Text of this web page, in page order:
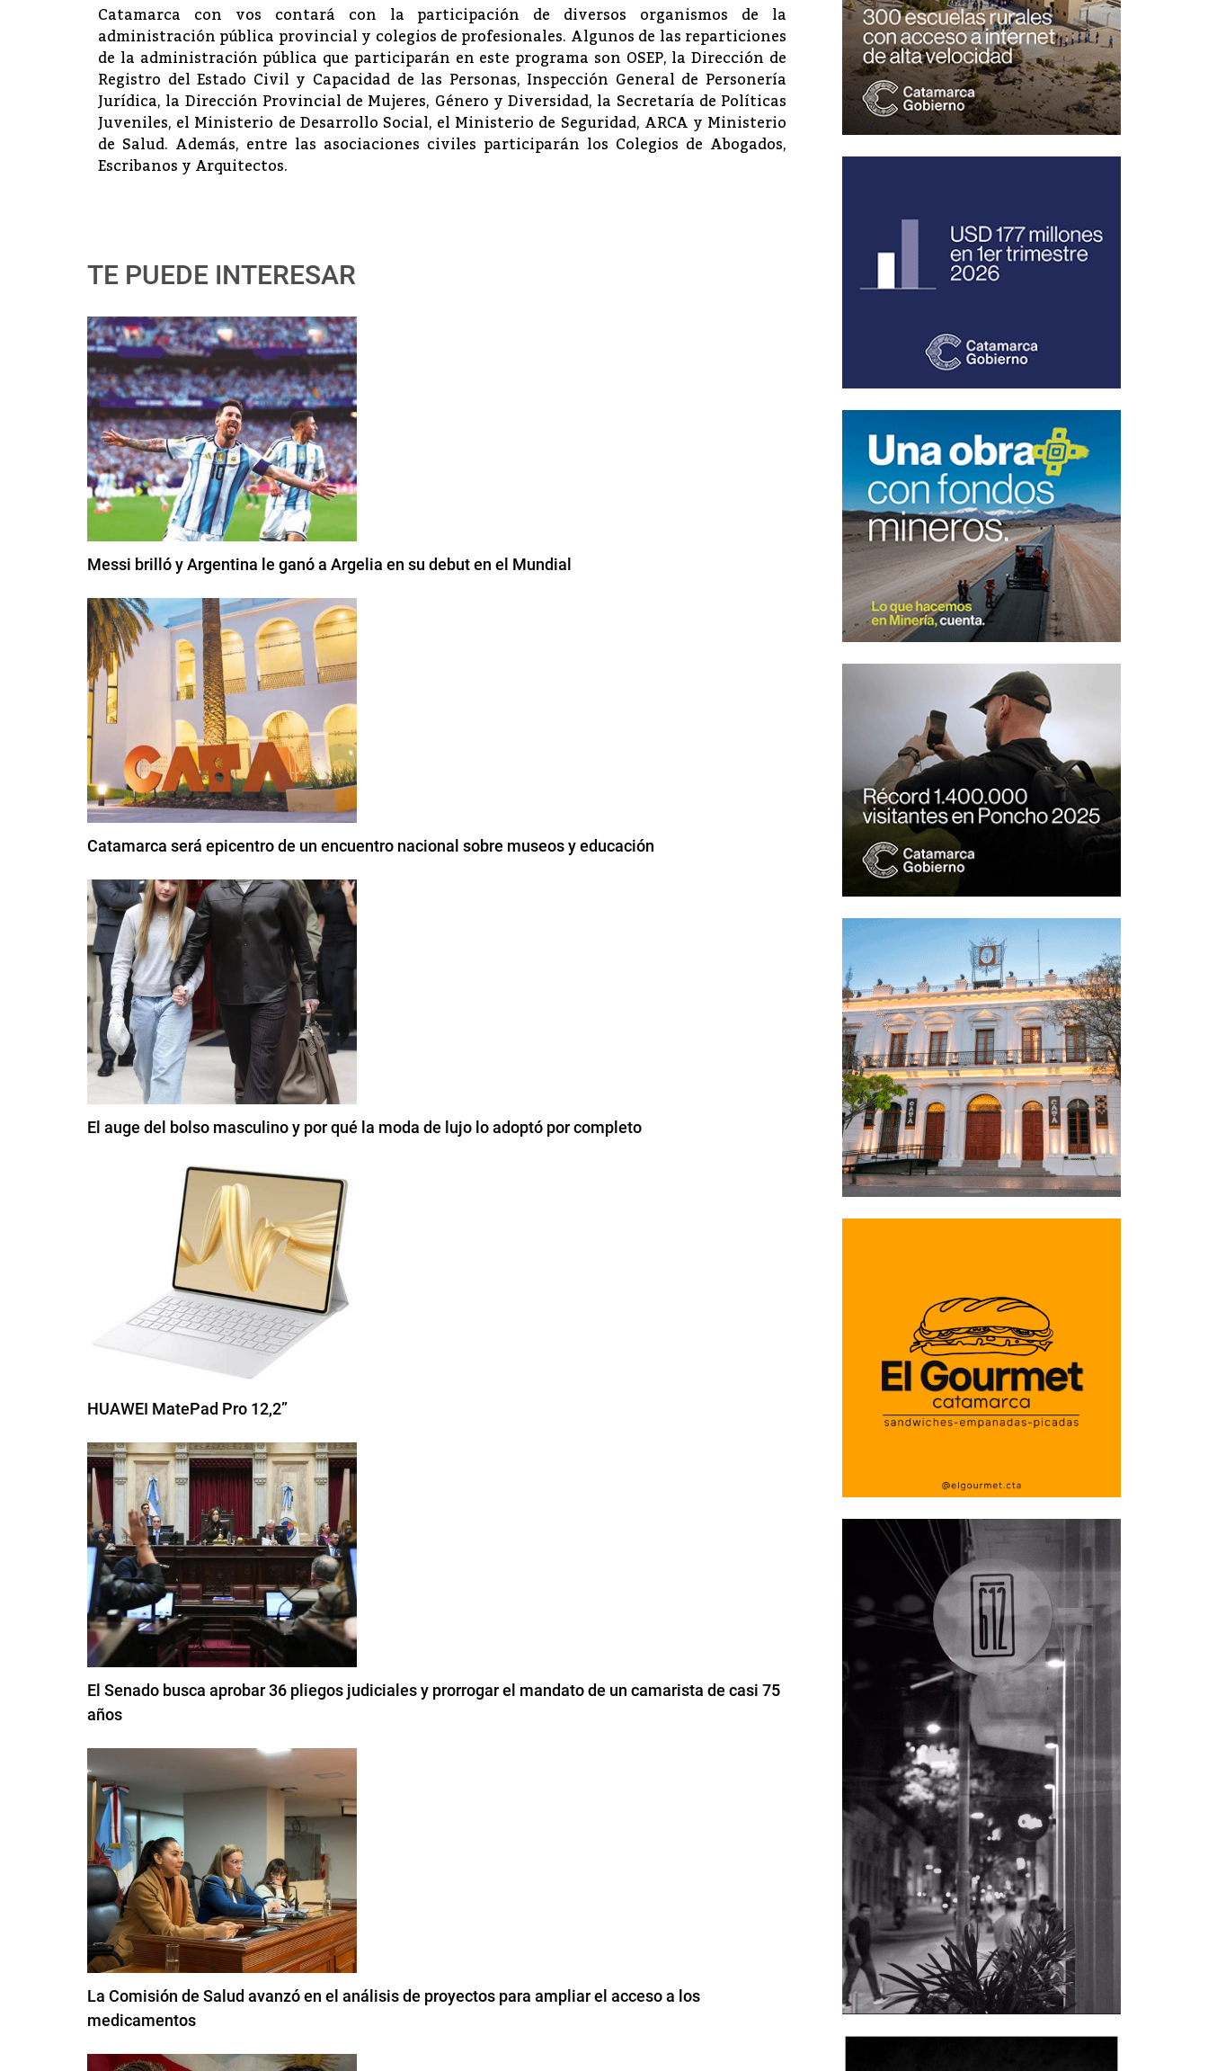
Catamarca con vos contará con la participación de diversos organismos de la
administración pública provincial y colegios de profesionales. Algunos de las reparticiones
de la administración pública que participarán en este programa son OSEP, la Dirección de
Registro del Estado Civil y Capacidad de las Personas, Inspección General de Personería
Jurídica, la Dirección Provincial de Mujeres, Género y Diversidad, la Secretaría de Políticas
Juveniles, el Ministerio de Desarrollo Social, el Ministerio de Seguridad, ARCA y Ministerio
de Salud. Además, entre las asociaciones civiles participarán los Colegios de Abogados,
Escribanos y Arquitectos.
TE PUEDE INTERESAR
Messi brilló y Argentina le ganó a Argelia en su debut en el Mundial
Catamarca será epicentro de un encuentro nacional sobre museos y educación
El auge del bolso masculino y por qué la moda de lujo lo adoptó por completo
HUAWEI MatePad Pro 12,2”
El Senado busca aprobar 36 pliegos judiciales y prorrogar el mandato de un camarista de casi 75
años
La Comisión de Salud avanzó en el análisis de proyectos para ampliar el acceso a los
medicamentos